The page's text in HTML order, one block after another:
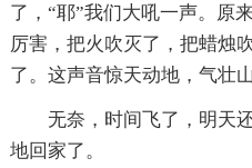
了，“耶”我们大吼一声。原
厉害，把火吹灭了，把蜡烛
了。这声音惊天动地，气壮
无奈，时间飞了，明天
地回家了。